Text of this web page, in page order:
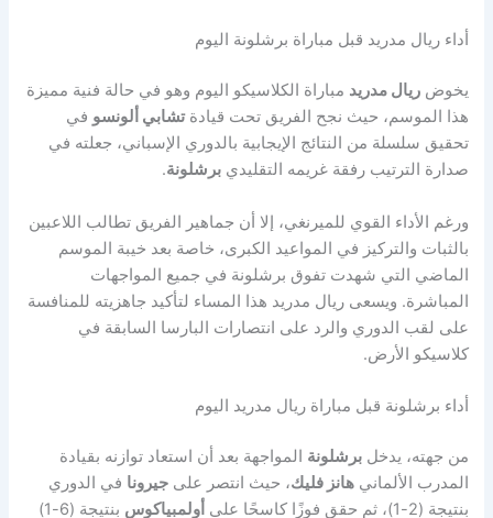
أداء ريال مدريد قبل مباراة برشلونة اليوم
يخوضريال مدريد مباراة الكلاسيكو اليوم وهو في حالة فنية مميزة
هذا الموسم، حيث نجح الفريق تحت قيادةتشابي ألونسو في
تحقيق سلسلة من النتائج الإيجابية بالدوري الإسباني، جعلته في
صدارة الترتيب رفقة غريمه التقليديبرشلونة.
ورغم الأداء القوي للميرنغي، إلا أن جماهير الفريق تطالب اللاعبين
بالثبات والتركيز في المواعيد الكبرى، خاصة بعد خيبة الموسم
الماضي التي شهدت تفوق برشلونة في جميع المواجهات
المباشرة. ويسعى ريال مدريد هذا المساء لتأكيد جاهزيته للمنافسة
على لقب الدوري والرد على انتصارات البارسا السابقة في
كلاسيكو الأرض.
أداء برشلونة قبل مباراة ريال مدريد اليوم
من جهته، يدخلبرشلونة المواجهة بعد أن استعاد توازنه بقيادة
المدرب الألمانيهانز فليك، حيث انتصر علىجيرونا في الدوري
بنتيجة (2-1)، ثم حقق فوزًا كاسحًا على
أولمبياكوس بنتيجة (6-1)